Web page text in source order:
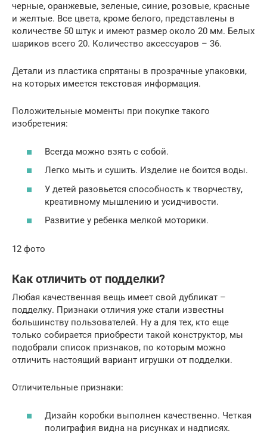
черные, оранжевые, зеленые, синие, розовые, красные
и желтые. Все цвета, кроме белого, представлены в
количестве 50 штук и имеют размер около 20 мм. Белых
шариков всего 20. Количество аксессуаров – 36.
Детали из пластика спрятаны в прозрачные упаковки,
на которых имеется текстовая информация.
Положительные моменты при покупке такого
изобретения:
Всегда можно взять с собой.
Легко мыть и сушить. Изделие не боится воды.
У детей разовьется способность к творчеству,
креативному мышлению и усидчивости.
Развитие у ребенка мелкой моторики.
12 фото
Как отличить от подделки?
Любая качественная вещь имеет свой дубликат –
подделку. Признаки отличия уже стали известны
большинству пользователей. Ну а для тех, кто еще
только собирается приобрести такой конструктор, мы
подобрали список признаков, по которым можно
отличить настоящий вариант игрушки от подделки.
Отличительные признаки:
Дизайн коробки выполнен качественно. Четкая
полиграфия видна на рисунках и надписях.